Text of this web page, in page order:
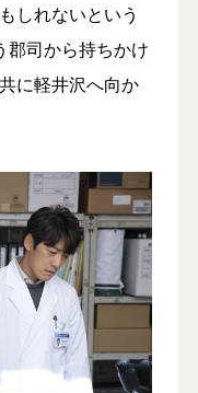
しれないという
司から持ちかけ
に軽井沢へ向か